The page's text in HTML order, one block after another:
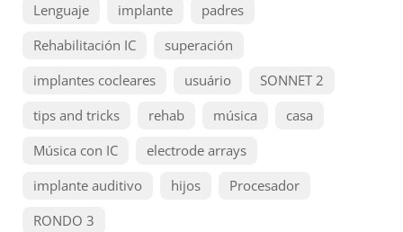
Lenguaje
implante
padres
Rehabilitación IC
superación
implantes cocleares
usuário
SONNET 2
tips and tricks
rehab música
casa
Música con IC
electrode arrays
implante auditivo
hijos
Procesador
RONDO 3